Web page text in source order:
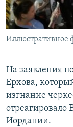
Все сайты
Иллюстративное
На заявления
Ерхова,
изгнание
отреагировало
Иордании.